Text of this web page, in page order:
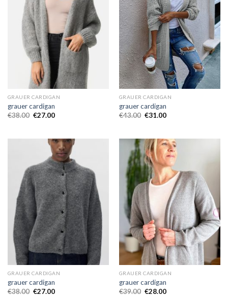
GRAUER CARDIGAN
grauer cardigan
€38.00 €27.00
GRAUER CARDIGAN
grauer cardigan
€43.00 €31.00
GRAUER CARDIGAN
grauer cardigan
€38.00 €27.00
GRAUER CARDIGAN
grauer cardigan
€39.00 €28.00